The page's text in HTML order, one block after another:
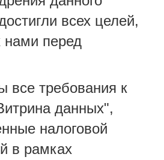
всех целей,
нами перед
все требования к
данных",
налоговой
в рамках